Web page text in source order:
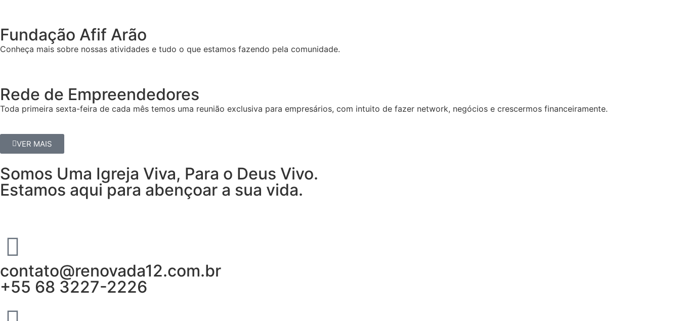
Fundação Afif Arão
Conheça mais sobre nossas atividades e tudo o que estamos fazendo pela comunidade.
Rede de Empreendedores
Toda primeira sexta-feira de cada mês temos uma reunião exclusiva para empresários, com intuito de fazer network, negócios e crescermos financeiramente.
VER MAIS
Somos Uma Igreja Viva, Para o Deus Vivo.
Estamos aqui para abençoar a sua vida.
contato@renovada12.com.br
+55 68 3227-2226